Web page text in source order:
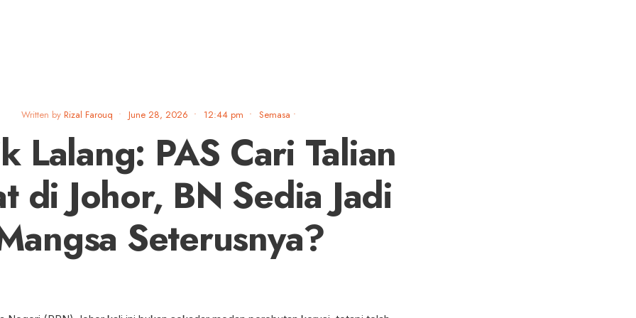
Written by Rizal Farouq • June 28, 2026 • 12:44 pm • Semasa •
Lalang: PAS Cari Talian
di Johor, BN Sedia Jadi
Seterusnya?